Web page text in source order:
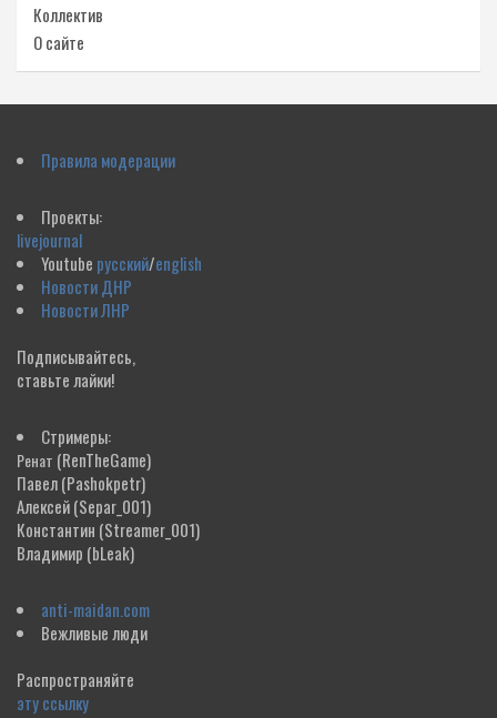
Коллектив
О сайте
Правила модерации
Проекты:
livejournal
Youtube русский/english
Новости ДНР
Новости ЛНР
Подписывайтесь,
ставьте лайки!
Стримеры:
Ренат (RenTheGame)
Павел(Pashokpetr)
Алексей(Separ_001)
Константин (Streamer_001)
Владимир (bLeak)
anti-maidan.com
Вежливые люди
Распространяйте
эту ссылку